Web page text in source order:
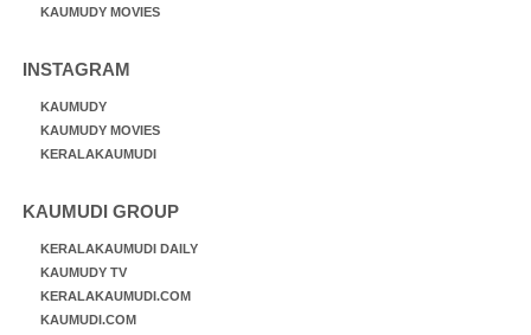
KAUMUDY MOVIES
INSTAGRAM
KAUMUDY
KAUMUDY MOVIES
KERALAKAUMUDI
KAUMUDI GROUP
KERALAKAUMUDI DAILY
KAUMUDY TV
KERALAKAUMUDI.COM
KAUMUDI.COM